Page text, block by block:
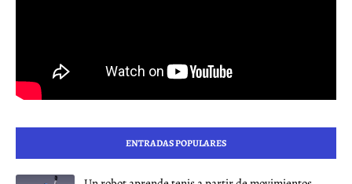
ENTRADAS POPULARES